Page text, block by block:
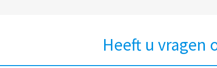
Heeft u